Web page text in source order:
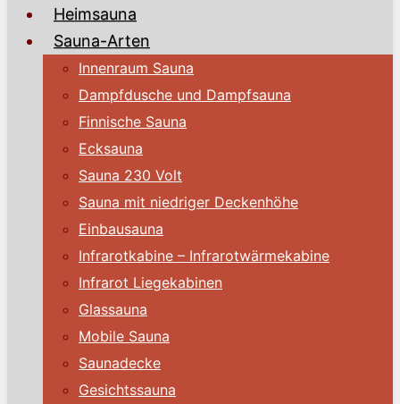
Heimsauna
Sauna-Arten
Innenraum Sauna
Dampfdusche und Dampfsauna
Finnische Sauna
Ecksauna
Sauna 230 Volt
Sauna mit niedriger Deckenhöhe
Einbausauna
Infrarotkabine – Infrarotwärmekabine
Infrarot Liegekabinen
Glassauna
Mobile Sauna
Saunadecke
Gesichtssauna